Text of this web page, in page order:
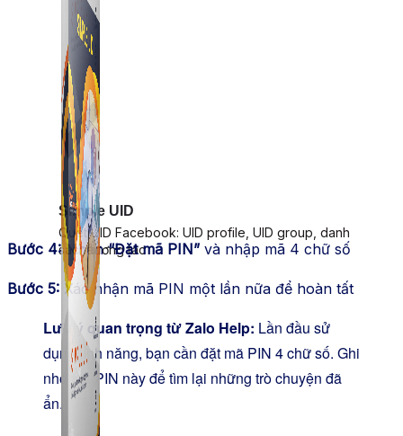
Simple UID
Quét UID Facebook: UID profile, UID group, danh
sách tương tác
Bước 4:Nhấn“Đặt mã PIN” và nhập mã 4 chữ số
Bước 5: Xác nhận mã PIN một lần nữa để hoàn tất
Lưu ý quan trọng từ Zalo Help: Lần đầu sử
dụng tính năng, bạn cần đặt mã PIN 4 chữ số. Ghi
nhớ mã PIN này để tìm lại những trò chuyện đã
ẩn.